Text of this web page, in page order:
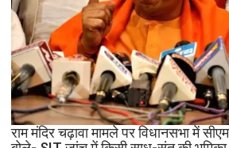
राम मंदिर चढ़ावा मामले पर विधानसभा में